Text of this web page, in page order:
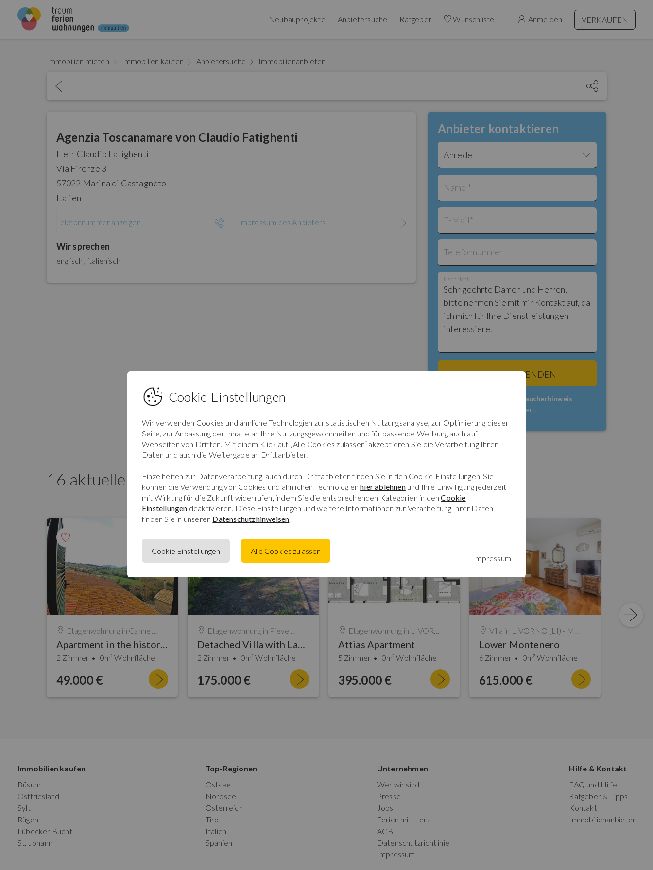
Neubauprojekte Anbietersuche Ratgeber Wunschliste Anmelden VERKAUFEN
Immobilien mieten Immobilien kaufen Anbietersuche Immobilienanbieter
Agenzia Toscanamare von Claudio Fatighenti
Herr Claudio Fatighenti
Via Firenze 3
57022 Marina di Castagneto
Italien
Telefonnummer anzeigen Impressum des Anbieters
Wir sprechen
englisch , italienisch
Anbieter kontaktieren
Anrede
Name *
E-Mail*
Telefonnummer
Nachricht
Verbraucherhinweis
wurden gelesen und akzeptiert.
16 aktuelle Immobilien
Etagenwohnung in Canneto Di Monteverdi
Apartment in the historic center
2 Zimmer 0m² Wohnfläche
49.000 €
Etagenwohnung in Pieve Di Santa Luce
Detached Villa with Large Garden – Your Retreat Between the Sea and the Hills
2 Zimmer 0m² Wohnfläche
175.000 €
Etagenwohnung in LIVORNO (LI) - CENTRAL AREA
Attias Apartment
5 Zimmer 0m² Wohnfläche
395.000 €
Villa in LIVORNO (LI) - MONTENERO BASSO AREA
Lower Montenero
6 Zimmer 0m² Wohnfläche
615.000 €
Immobilien kaufen
Büsum
Ostfriesland
Sylt
Rügen
Lübecker Bucht
St. Johann
Top-Regionen
Ostsee
Nordsee
Österreich
Tirol
Italien
Spanien
Unternehmen
Wer wir sind
Presse
Jobs
Ferien mit Herz
AGB
Datenschutzrichtlinie
Impressum
Hilfe & Kontakt
FAQ und Hilfe
Ratgeber & Tipps
Kontakt
Immobilienanbieter
Cookie-Einstellungen
Wir verwenden Cookies und ähnliche Technologien zur statistischen Nutzungsanalyse, zur Optimierung dieser
Seite, zur Anpassung der Inhalte an Ihre Nutzungsgewohnheiten und für passende Werbung auch auf
Webseiten von Dritten. Mit einem Klick auf „Alle Cookies zulassen“ akzeptieren Sie die Verarbeitung Ihrer
Daten und auch die Weitergabe an Drittanbieter.
Einzelheiten zur Datenverarbeitung, auch durch Drittanbieter, finden Sie in den Cookie-Einstellungen. Sie
können die Verwendung von Cookies und ähnlichen Technologienhier ablehnenund Ihre Einwilligung jederzeit
mit Wirkung für die Zukunft widerrufen, indem Sie die entsprechenden Kategorien in denCookie
Einstellungen deaktivieren. Diese Einstellungen und weitere Informationen zur Verarbeitung Ihrer Daten
finden Sie in unseren Datenschutzhinweisen
Cookie Einstellungen Alle Cookies zulassen
Impressum